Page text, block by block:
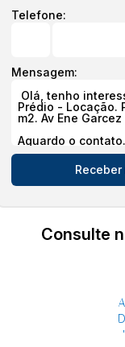
Telefone:
Mensagem:
Consulte